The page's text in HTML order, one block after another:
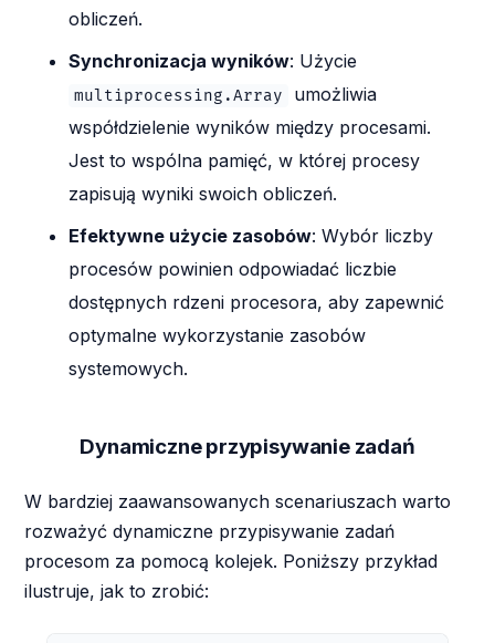
obliczeń.
Synchronizacja wyników: Użycie
multiprocessing.Array
umożliwia
współdzielenie wyników między procesami.
Jest to wspólna pamięć, w której procesy
zapisują wyniki swoich obliczeń.
Efektywne użycie zasobów: Wybór liczby
procesów powinien odpowiadać liczbie
dostępnych rdzeni procesora, aby zapewnić
optymalne wykorzystanie zasobów
systemowych.
Dynamiczne przypisywanie zadań
W bardziej zaawansowanych scenariuszach warto
rozważyć dynamiczne przypisywanie zadań
procesom za pomocą kolejek. Poniższy przykład
ilustruje, jak to zrobić: